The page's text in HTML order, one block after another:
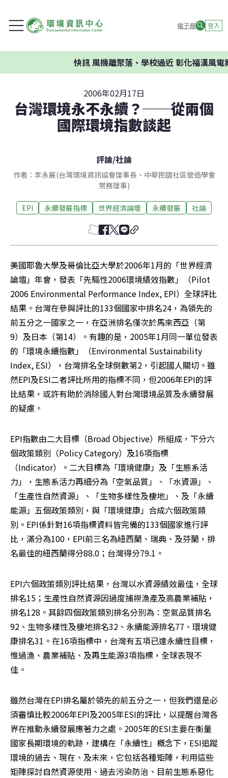
電子報 登入
快訊風機離聚落、學校過近 彰化福漢風電
2006年02月17日
台灣環境永不永續？──從兩個
國際環境指數談起
評論/社論
作者：李永展(台灣環境資訊協會理事長、中華民國社區營造學會
常務理事)
EPI 永續發展指標 世界經濟論壇 永續發展 社論
美國耶魯大學及哥倫比亞大學於2006年1月的「世界經濟
論壇」年會，發表「先驅性2006環境績效指數」（Pilot
2006 Environmental Performance Index, EPI）全球評比
結果。台灣在參與評比的133個國家中排名24，為領先的
前五分之一國家之一，在亞洲排名僅次於馬來西亞（第
9）及日本（第14）。有趣的是，2005年1月同一單位發表
的「環境永續指數」（Environmental Sustainability
Index, ESI），台灣排名全球倒數第2，引起國人關切。雖
然EPI及ESI二者評比所用的指標不同，但2006年EPI的評
比結果，或許有助於消除國人對台灣環境品質及永續發展
的疑慮。
EPI指數由二大目標（Broad Objective）所組成，下分六
個政策類別（Policy Category）及16項指標
（Indicator）。二大目標為「環境健康」及「生態系活
力」，生態系活力再細分為「空氣品質」、「水資源」、
「生產性自然資源」、「生物多樣性及棲地」、及「永續
能源」五個政策類別，與「環境健康」合成六個政策類
別。EPI係針對16項指標資料皆完備的133個國家進行評
比，滿分為100，EPI前三名為紐西蘭、瑞典、及芬蘭，排
名最佳的紐西蘭得分88.0；台灣得分79.1。
EPI六個政策類別評比結果，台灣以水資源績效最佳，全球
排名15；生產性自然資源因過度捕撈漁產及高農業補貼，
排名128。其餘四個政策類別排名分別為：空氣品質排名
92、生物多樣性及棲地排名32、永續能源排名77、環境健
康排名31。在16項指標中，台灣有五項已達永續性目標，
惟過漁、農業補貼、及再生能源3項指標，全球表現不
佳。
雖然台灣在EPI排名屬於領先的前五分之一，但我們還是必
須審慎比較2006年EPI及2005年ESI的評比，以提醒台灣各
界在推動永續發展應著力之處。2005年的ESI主要在衡量
國家長期環境的軌跡，建構在「永續性」概念下，ESI追蹤
環境的過去、現在、及未來，它包括各種矩陣，利用這些
矩陣探討自然資源使用、過去污染防治、目前生態系惡化